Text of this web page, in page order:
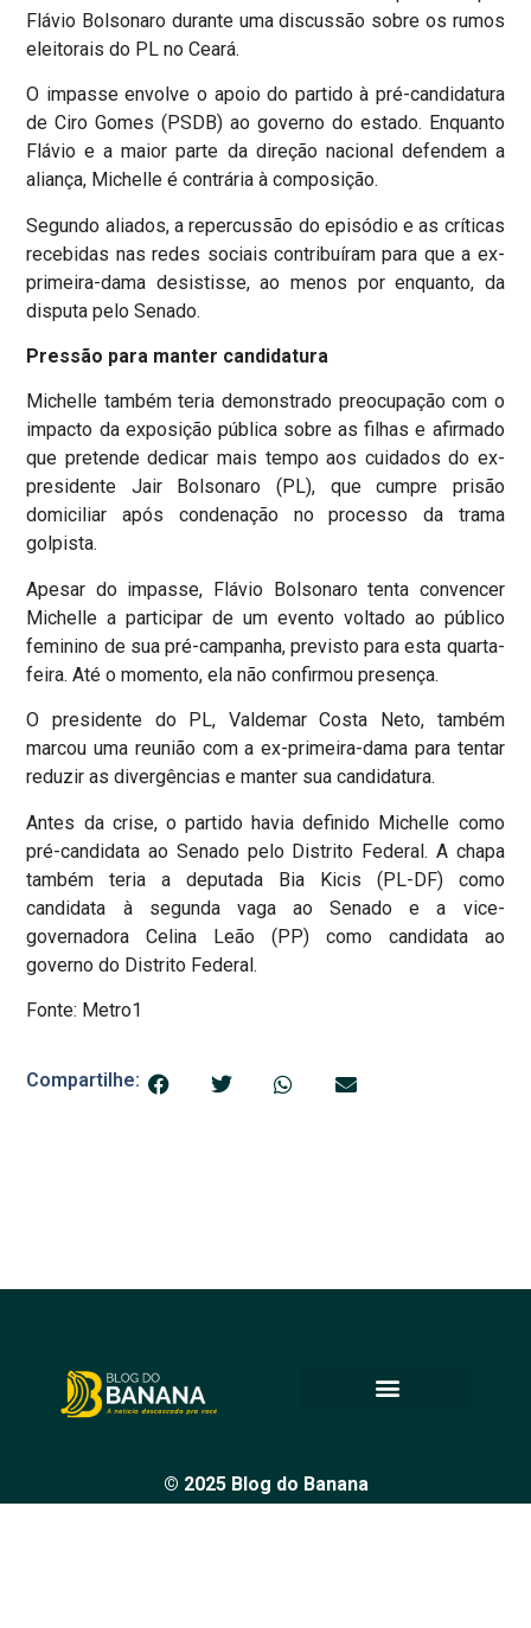
Flávio Bolsonaro durante uma discussão sobre os rumos
eleitorais do PL no Ceará.
O impasse envolve o apoio do partido à pré-candidatura
de Ciro Gomes (PSDB) ao governo do estado. Enquanto
Flávio e a maior parte da direção nacional defendem a
aliança, Michelle é contrária à composição.
Segundo aliados, a repercussão do episódio e as críticas
recebidas nas redes sociais contribuíram para que a ex-
primeira-dama desistisse, ao menos por enquanto, da
disputa pelo Senado.
Pressão para manter candidatura
Michelle também teria demonstrado preocupação com o
impacto da exposição pública sobre as filhas e afirmado
que pretende dedicar mais tempo aos cuidados do ex-
presidente Jair Bolsonaro (PL), que cumpre prisão
domiciliar após condenação no processo da trama
golpista.
Apesar do impasse, Flávio Bolsonaro tenta convencer
Michelle a participar de um evento voltado ao público
feminino de sua pré-campanha, previsto para esta quarta-
feira. Até o momento, ela não confirmou presença.
O presidente do PL, Valdemar Costa Neto, também
marcou uma reunião com a ex-primeira-dama para tentar
reduzir as divergências e manter sua candidatura.
Antes da crise, o partido havia definido Michelle como
pré-candidata ao Senado pelo Distrito Federal. A chapa
também teria a deputada Bia Kicis (PL-DF) como
candidata à segunda vaga ao Senado e a vice-
governadora Celina Leão (PP) como candidata ao
governo do Distrito Federal.
Fonte: Metro1
Compartilhe:
© 2025 Blog do Banana